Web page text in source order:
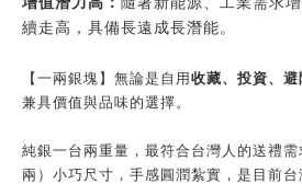
續走高，具備長遠成長潛能。
【一兩銀塊】無論是自用收藏、投資、避
兼具價值與品味的選擇。
純銀一台兩重量，最符合台灣人的送禮
兩）小巧尺寸，手感圓潤紮實，是目前